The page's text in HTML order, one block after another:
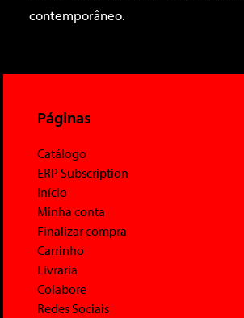
contemporâneo.
Páginas
Catálogo
ERP Subscription
Início
Minha conta
Finalizar compra
Carrinho
Livraria
Colabore
Redes Sociais